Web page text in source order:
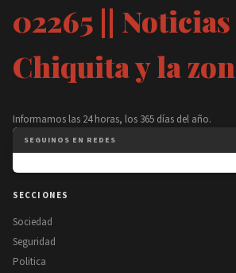
02265 ||
Chiquita y la
Informamos las 24 horas, los 365 días del año.
SEGUINOS EN REDES
SECCIONES
Sociedad
Seguridad
Politica